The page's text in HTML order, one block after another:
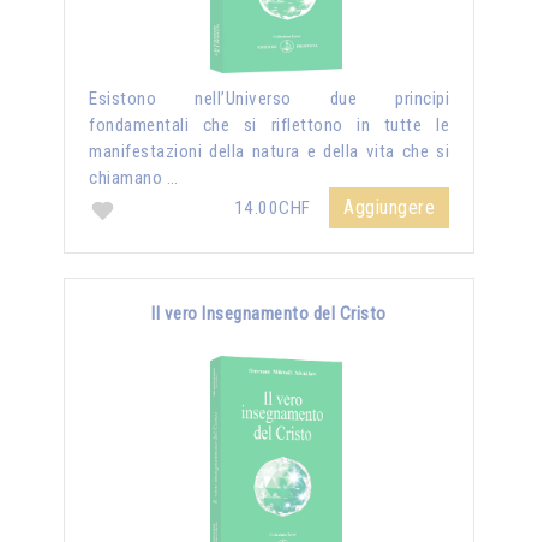
Esistono nell’Universo due principi
fondamentali che si riflettono in tutte le
manifestazioni della natura e della vita che si
chiamano …
14.00CHF
Aggiungere
Il vero Insegnamento del Cristo